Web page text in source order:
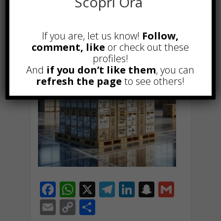
dell’imballaggio.
F
ac
W
h
X T Li S G
E C C
If you are, let us know! Follow,
comment, like or check out these
profiles!
And if you don’t like them, you can
refresh the page to see others!